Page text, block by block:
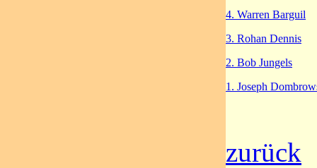
4. Warren Barguil
3. Rohan Dennis
2. Bob Jungels
1. Joseph
zurück